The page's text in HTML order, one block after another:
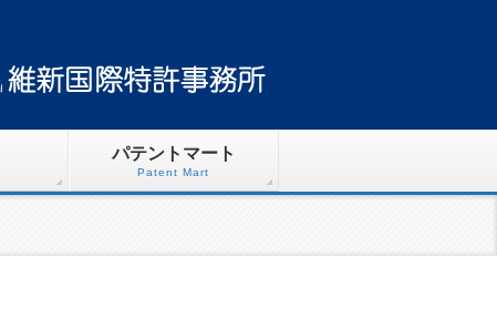
パテントマート
Patent Mart